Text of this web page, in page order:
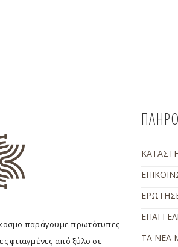
παράγουμε πρωτότυπες
φτιαγμένες από ξύλο σε
ΤΑ ΝΕΑ